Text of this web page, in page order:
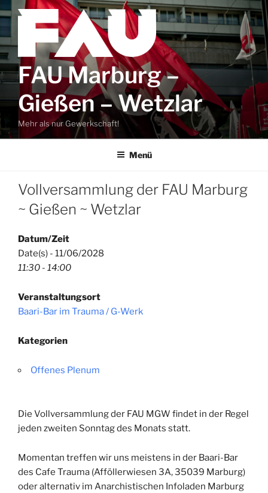
Zum
Inhalt
springen
FAU Marburg –
Gießen – Wetzlar
Mehr als nur Gewerkschaft!
Menü
Vollversammlung der FAU Marburg
~ Gießen ~ Wetzlar
Datum/Zeit
Date(s) - 11/06/2028
11:30 - 14:00
Veranstaltungsort
Baari-Bar im Trauma / G-Werk
Kategorien
Offenes Plenum
Die Vollversammlung der FAU MGW findet in der Regel
jeden zweiten Sonntag des Monats statt.
Momentan treffen wir uns meistens in der Baari-Bar
des Cafe Trauma (Afföllerwiesen 3A, 35039 Marburg)
oder alternativ im Anarchistischen Infoladen Marburg